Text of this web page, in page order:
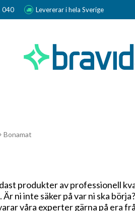
040 Levererar i hela Sverige
Bonamat
produkter av professionell
ni inte säker på var ni ska
våra experter gärna på era